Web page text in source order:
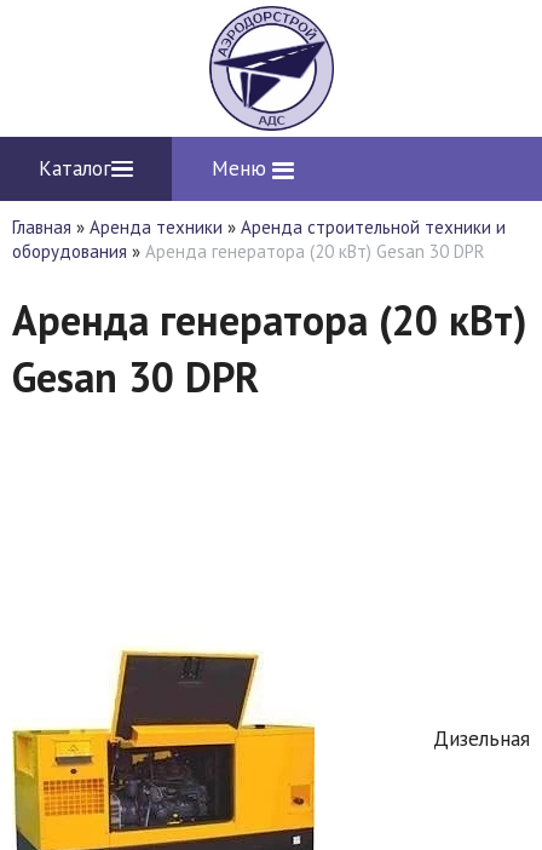
Каталог Меню
Главная » Аренда техники » Аренда строительной техники и
оборудования » Аренда генератора (20 кВт) Gesan 30 DPR
Аренда генератора (20 кВт)
Gesan 30 DPR
Дизельная